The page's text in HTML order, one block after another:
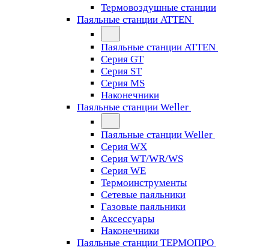
Термовоздушные станции
Паяльные станции ATTEN
Паяльные станции ATTEN
Серия GT
Серия ST
Серия MS
Наконечники
Паяльные станции Weller
Паяльные станции Weller
Серия WX
Серия WT/WR/WS
Серия WE
Термоинструменты
Сетевые паяльники
Газовые паяльники
Аксессуары
Наконечники
Паяльные станции ТЕРМОПРО